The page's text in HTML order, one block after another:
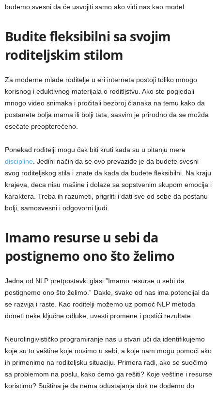
budemo svesni da će usvojiti samo ako vidi nas kao model.
Budite fleksibilni sa svojim
roditeljskim stilom
Za moderne mlade roditelje u eri interneta postoji toliko mnogo
korisnog i eduktivnog materijala o roditljstvu. Ako ste pogledali
mnogo video snimaka i pročitali bezbroj članaka na temu kako da
postanete bolja mama ili bolji tata, sasvim je prirodno da se možda
osećate preopterećeno.
Ponekad roditelji mogu čak biti kruti kada su u pitanju mere
discipline. Jedini način da se ovo prevaziđe je da budete svesni
svog roditeljskog stila i znate da kada da budete fleksibilni. Na kraju
krajeva, deca nisu mašine i dolaze sa sopstvenim skupom emocija i
karaktera. Treba ih razumeti, prigrliti i dati sve od sebe da postanu
bolji, samosvesni i odgovorni ljudi.
Imamo resurse u sebi da
postignemo ono što želimo
Jedna od NLP pretpostavki glasi ”Imamo resurse u sebi da
postignemo ono što želimo.” Dakle, svako od nas ima potencijal da
se razvija i raste. Kao roditelji možemo uz pomoć NLP metoda
doneti neke ključne odluke, uvesti promene i postići rezultate.
Neurolingivističko programiranje nas u stvari uči da identifikujemo
koje su to veštine koje nosimo u sebi, a koje nam mogu pomoći ako
ih primenimo na roditeljsku situaciju. Primera radi, ako se suočimo
sa problemom na poslu, kako ćemo ga rešiti? Koje veštine i resurse
koristimo? Suština je da nema odustajanja dok ne dođemo do